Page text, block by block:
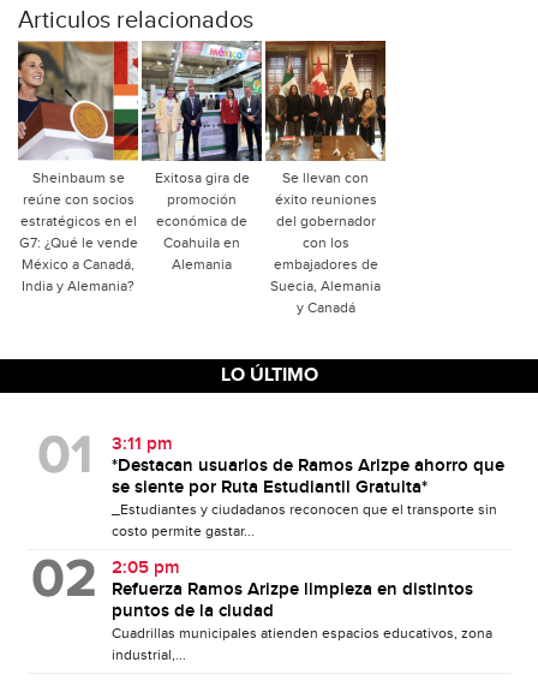
Articulos relacionados
Sheinbaum se
reúne con socios
estratégicos en el
G7: ¿Qué le vende
México a Canadá,
India y Alemania?
Exitosa gira de
promoción
económica de
Coahuila en
Alemania
Se llevan con
éxito reuniones
del gobernador
con los
embajadores de
Suecia, Alemania
y Canadá
LO ÚLTIMO
3:11 pm
*Destacan usuarios de Ramos Arizpe ahorro que
se siente por Ruta Estudiantil Gratuita*
_Estudiantes y ciudadanos reconocen que el transporte sin
costo permite gastar...
2:05 pm
Refuerza Ramos Arizpe limpieza en distintos
puntos de la ciudad
Cuadrillas municipales atienden espacios educativos, zona
industrial,...